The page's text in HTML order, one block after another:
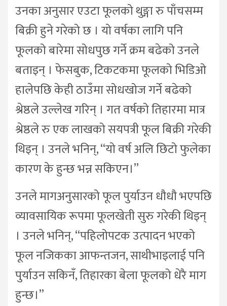
उनका अनुसार एउटा फूलको थुङ्गा रु पाँचसम्म
बिक्री हुने गरेको छ । यो वर्षका लागि पनि
फूलको बारेमा सोधपुछ गर्ने क्रम बढेको उनले
बताइन् । फेसबुक, टिकटकमा फूलको भिडिओ
हालेपछि केही ठाउँमा सोधखोज गर्ने बढेको
श्रेष्ठले उल्लेख गरिन् । गत वर्षको तिहारमा मात्र
श्रेष्ठले रु एक लाखको सयपत्री फूल बिक्री गरेकी
थिइन् । उनले भनिन्, “यो वर्ष अलि छिटो फुलेका
कारण के हुन्छ भन्न सकिएन।”
उनले मागअनुसारको फूल पुर्याउन धौधौ भएपछि
व्यावसायिक रूपमा फूलखेती सुरु गरेकी थिइन्
। उनले भनिन्, “पहिलोपटक उत्पादन भएको
फूल नजिकका आफन्तजन, साथीभाइलाई पनि
पुर्याउन सकिनँ, तिहारका बेला फूलको धेरै माग
हुन्छ।”